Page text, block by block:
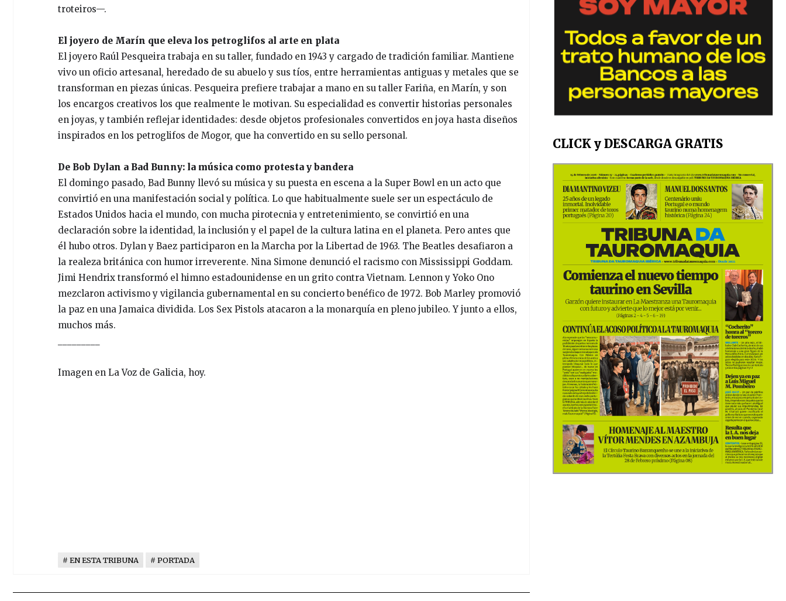
troteiros—.
El joyero de Marín que eleva los petroglifos al arte en plata
El joyero Raúl Pesqueira trabaja en su taller, fundado en 1943 y cargado de tradición familiar. Mantiene
vivo un oficio artesanal, heredado de su abuelo y sus tíos, entre herramientas antiguas y metales que se
transforman en piezas únicas. Pesqueira prefiere trabajar a mano en su taller Fariña, en Marín, y son
los encargos creativos los que realmente le motivan. Su especialidad es convertir historias personales
en joyas, y también reflejar identidades: desde objetos profesionales convertidos en joya hasta diseños
inspirados en los petroglifos de Mogor, que ha convertido en su sello personal.
De Bob Dylan a Bad Bunny: la música como protesta y bandera
El domingo pasado, Bad Bunny llevó su música y su puesta en escena a la Super Bowl en un acto que
convirtió en una manifestación social y política. Lo que habitualmente suele ser un espectáculo de
Estados Unidos hacia el mundo, con mucha pirotecnia y entretenimiento, se convirtió en una
declaración sobre la identidad, la inclusión y el papel de la cultura latina en el planeta. Pero antes que
él hubo otros. Dylan y Baez participaron en la Marcha por la Libertad de 1963. The Beatles desafiaron a
la realeza británica con humor irreverente. Nina Simone denunció el racismo con Mississippi Goddam.
Jimi Hendrix transformó el himno estadounidense en un grito contra Vietnam. Lennon y Yoko Ono
mezclaron activismo y vigilancia gubernamental en su concierto benéfico de 1972. Bob Marley promovió
la paz en una Jamaica dividida. Los Sex Pistols atacaron a la monarquía en pleno jubileo. Y junto a ellos,
muchos más.
Imagen en La Voz de Galicia, hoy.
EN ESTA TRIBUNA PORTADA
CLICK y DESCARGA GRATIS